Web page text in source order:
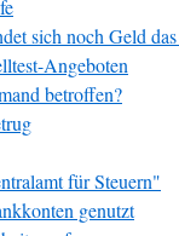
sich noch Geld
Angeboten
betroffen?
für Steuern"
genutzt